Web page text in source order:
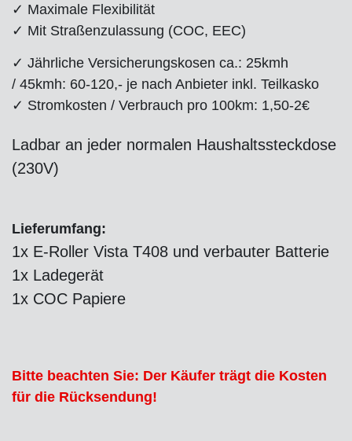
✓ Maximale Flexibilität
✓ Mit Straßenzulassung (COC, EEC)
✓ Jährliche Versicherungskosen ca.: 25kmh
/ 45kmh: 60-120,- je nach Anbieter inkl. Teilkasko
✓ Stromkosten / Verbrauch pro 100km: 1,50-2€
Ladbar an jeder normalen Haushaltssteckdose
(230V)
Lieferumfang:
1x E-Roller Vista T408 und verbauter Batterie
1x Ladegerät
1x COC Papiere
Bitte beachten Sie: Der Käufer trägt die Kosten
für die Rücksendung!